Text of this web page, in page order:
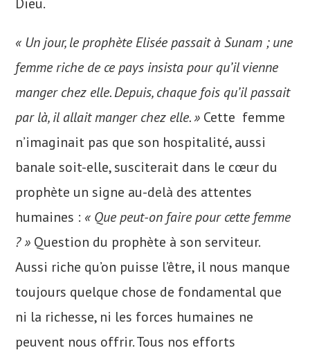
« Un jour, le prophète Elisée passait à Sunam ; une
femme riche de ce pays insista pour qu’il vienne
manger chez elle. Depuis, chaque fois qu’il passait
par là, il allait manger chez elle. » Cette femme
n’imaginait pas que son hospitalité, aussi
banale soit-elle, susciterait dans le cœur du
prophète un signe au-delà des attentes
humaines : « Que peut-on faire pour cette femme
? » Question du prophète à son serviteur.
Aussi riche qu’on puisse l’être, il nous manque
toujours quelque chose de fondamental que
ni la richesse, ni les forces humaines ne
peuvent nous offrir. Tous nos efforts